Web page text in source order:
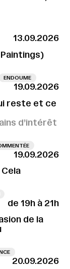
13.09.2026
Paintings)
ENDOUME
19.09.2026
reste et ce
d’intérêt
19.09.2026
de 19h à 21h
de la
20.09.2026